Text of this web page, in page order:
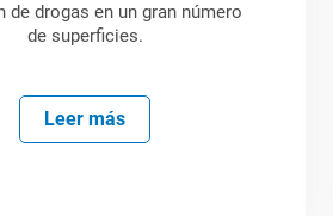
de drogas en un gran número
de superficies.
Leer más